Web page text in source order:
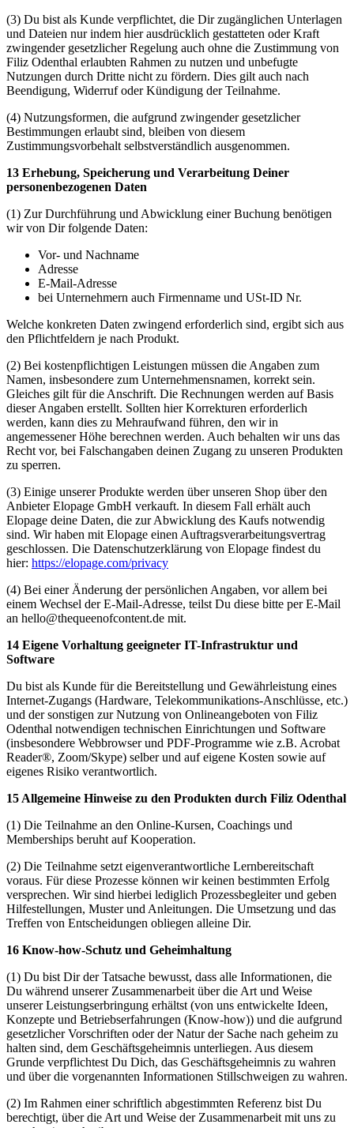
(3) Du bist als Kunde verpflichtet, die Dir zugänglichen Unterlagen
und Dateien nur indem hier ausdrücklich gestatteten oder Kraft
zwingender gesetzlicher Regelung auch ohne die Zustimmung von
Filiz Odenthal erlaubten Rahmen zu nutzen und unbefugte
Nutzungen durch Dritte nicht zu fördern. Dies gilt auch nach
Beendigung, Widerruf oder Kündigung der Teilnahme.
(4) Nutzungsformen, die aufgrund zwingender gesetzlicher
Bestimmungen erlaubt sind, bleiben von diesem
Zustimmungsvorbehalt selbstverständlich ausgenommen.
13 Erhebung, Speicherung und Verarbeitung Deiner
personenbezogenen Daten
(1) Zur Durchführung und Abwicklung einer Buchung benötigen
wir von Dir folgende Daten:
Vor- und Nachname
Adresse
E-Mail-Adresse
bei Unternehmern auch Firmenname und USt-ID Nr.
Welche konkreten Daten zwingend erforderlich sind, ergibt sich aus
den Pflichtfeldern je nach Produkt.
(2) Bei kostenpflichtigen Leistungen müssen die Angaben zum
Namen, insbesondere zum Unternehmensnamen, korrekt sein.
Gleiches gilt für die Anschrift. Die Rechnungen werden auf Basis
dieser Angaben erstellt. Sollten hier Korrekturen erforderlich
werden, kann dies zu Mehraufwand führen, den wir in
angemessener Höhe berechnen werden. Auch behalten wir uns das
Recht vor, bei Falschangaben deinen Zugang zu unseren Produkten
zu sperren.
(3) Einige unserer Produkte werden über unseren Shop über den
Anbieter Elopage GmbH verkauft. In diesem Fall erhält auch
Elopage deine Daten, die zur Abwicklung des Kaufs notwendig
sind. Wir haben mit Elopage einen Auftragsverarbeitungsvertrag
geschlossen. Die Datenschutzerklärung von Elopage findest du
hier: https://elopage.com/privacy
(4) Bei einer Änderung der persönlichen Angaben, vor allem bei
einem Wechsel der E-Mail-Adresse, teilst Du diese bitte per E-Mail
an hello@thequeenofcontent.de mit.
14 Eigene Vorhaltung geeigneter IT-Infrastruktur und
Software
Du bist als Kunde für die Bereitstellung und Gewährleistung eines
Internet-Zugangs (Hardware, Telekommunikations-Anschlüsse, etc.)
und der sonstigen zur Nutzung von Onlineangeboten von Filiz
Odenthal notwendigen technischen Einrichtungen und Software
(insbesondere Webbrowser und PDF-Programme wie z.B. Acrobat
Reader®, Zoom/Skype) selber und auf eigene Kosten sowie auf
eigenes Risiko verantwortlich.
15 Allgemeine Hinweise zu den Produkten durch Filiz Odenthal
(1) Die Teilnahme an den Online-Kursen, Coachings und
Memberships beruht auf Kooperation.
(2) Die Teilnahme setzt eigenverantwortliche Lernbereitschaft
voraus. Für diese Prozesse können wir keinen bestimmten Erfolg
versprechen. Wir sind hierbei lediglich Prozessbegleiter und geben
Hilfestellungen, Muster und Anleitungen. Die Umsetzung und das
Treffen von Entscheidungen obliegen alleine Dir.
16 Know-how-Schutz und Geheimhaltung
(1) Du bist Dir der Tatsache bewusst, dass alle Informationen, die
Du während unserer Zusammenarbeit über die Art und Weise
unserer Leistungserbringung erhältst (von uns entwickelte Ideen,
Konzepte und Betriebserfahrungen (Know-how)) und die aufgrund
gesetzlicher Vorschriften oder der Natur der Sache nach geheim zu
halten sind, dem Geschäftsgeheimnis unterliegen. Aus diesem
Grunde verpflichtest Du Dich, das Geschäftsgeheimnis zu wahren
und über die vorgenannten Informationen Stillschweigen zu wahren.
(2) Im Rahmen einer schriftlich abgestimmten Referenz bist Du
berechtigt, über die Art und Weise der Zusammenarbeit mit uns zu